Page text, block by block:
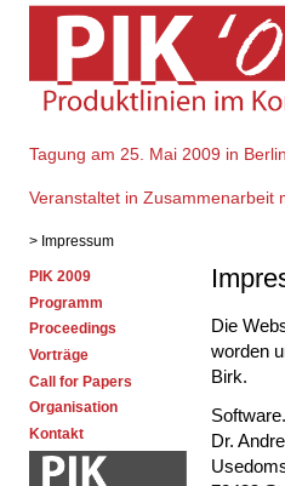
Tagung am 25. Mai 2009 in
Veranstaltet in Zusammenarbeit
> Impressum
PIK 2009
Programm
Proceedings
Vorträge
Call for Papers
Organisation
Kontakt
Die
worden
Birk.
Dr.